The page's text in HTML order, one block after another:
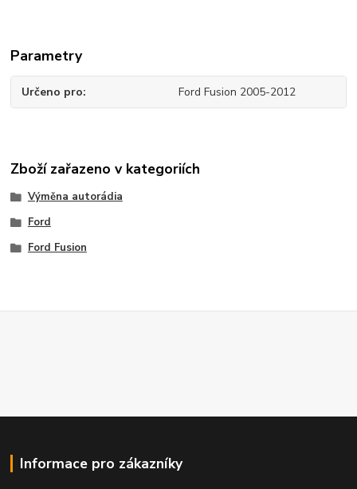
Parametry
Určeno pro Ford Fusion 2005-2012
Zboží zařazeno v kategoriích
Výměna autorádia
Ford
Ford Fusion
Informace pro zákazníky